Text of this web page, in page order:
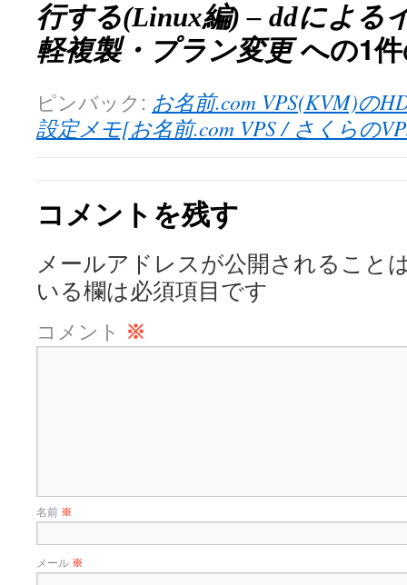
行する(Linux編) – ddによる
軽複製・プラン変更への1
ピンバック: お名前.com VPS(KVM)の
設定メモ[お名前.com VPS / さくらの
コメントを残す
メールアドレスが公開されること
いる欄は必須項目です
コメント ※
名前 ※
メール ※